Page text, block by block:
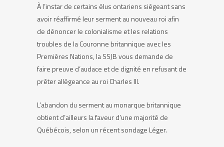
À l’instar de certains élus ontariens siégeant sans
avoir réaffirmé leur serment au nouveau roi afin
de dénoncer le colonialisme et les relations
troubles de la Couronne britannique avec les
Premières Nations, la SSJB vous demande de
faire preuve d’audace et de dignité en refusant de
prêter allégeance au roi Charles III.
L’abandon du serment au monarque britannique
obtient d’ailleurs la faveur d’une majorité de
Québécois, selon un récent sondage Léger.